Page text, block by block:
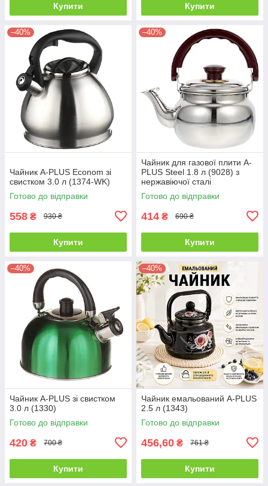
Купити Купити
–40%
Чайник A-PLUS Econom зі
свистком 3.0 л (1374-WK)
Готово до відправки
558 ₴ 930 ₴
Купити
–40%
Чайник для газової плити A-
PLUS Steel 1.8 л (9028) з
нержавіючої сталі
Готово до відправки
414 ₴ 690 ₴
Купити
–40%
Чайник A-PLUS зі свистком
3.0 л (1330)
Готово до відправки
420 ₴ 700 ₴
Купити
–40%
Чайник емальований A-PLUS
2.5 л (1343)
Готово до відправки
456,60 ₴ 761 ₴
Купити